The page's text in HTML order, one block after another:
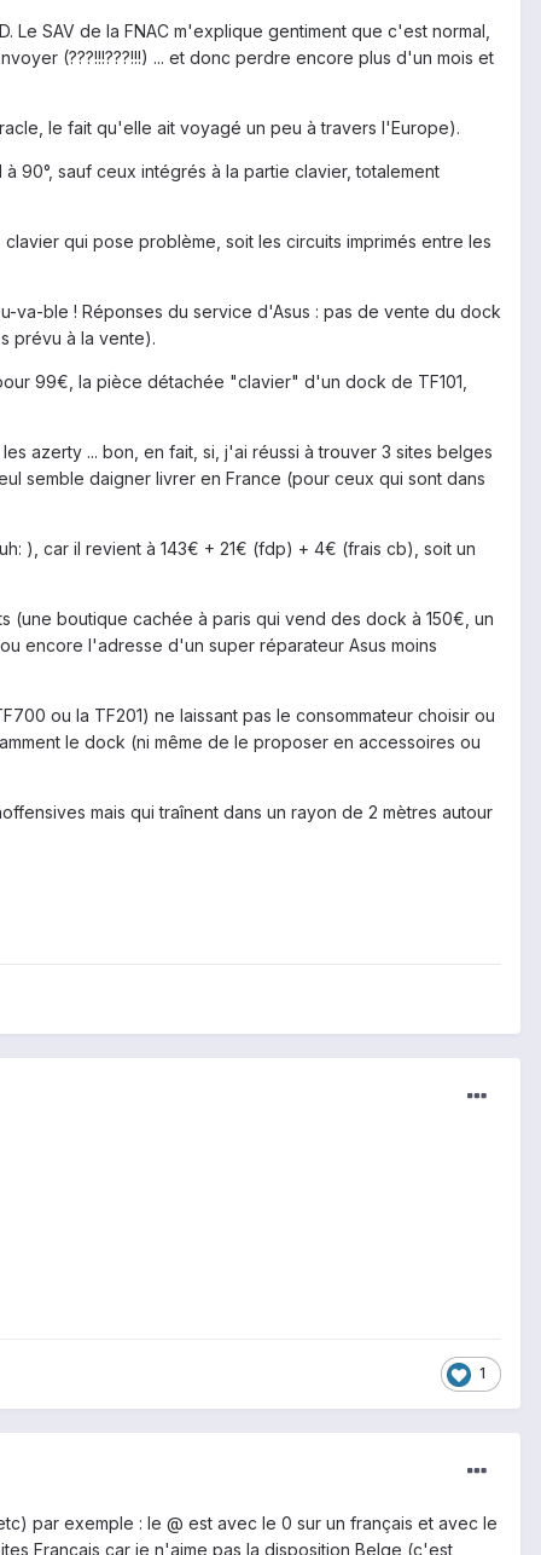
SAV de la FNAC m'explique gentiment que c'est normal,
(???!!!???!!!) ... et donc perdre encore plus d'un mois et
le fait qu'elle ait voyagé un peu à travers l'Europe).
90°, sauf ceux intégrés à la partie clavier, totalement
qui pose problème, soit les circuits imprimés entre les
va-ble ! Réponses du service d'Asus : pas de vente du dock
prévu à la vente).
99€, la pièce détachée "clavier" d'un dock de TF101,
azerty ... bon, en fait, si, j'ai réussi à trouver 3 sites belges
semble daigner livrer en France (pour ceux qui sont dans
), car il revient à 143€ + 21€ (fdp) + 4€ (frais cb), soit un
(une boutique cachée à paris qui vend des dock à 150€, un
encore l'adresse d'un super réparateur Asus moins
ou la TF201) ne laissant pas le consommateur choisir ou
le dock (ni même de le proposer en accessoires ou
mais qui traînent dans un rayon de 2 mètres autour
1
par exemple : le @ est avec le 0 sur un français et avec le
Français car je n'aime pas la disposition Belge (c'est